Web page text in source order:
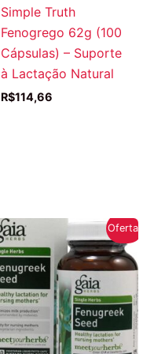
Simple Truth
Fenogrego 62g (100
Cápsulas) – Suporte
à Lactação Natural
R$114,66
Oferta!